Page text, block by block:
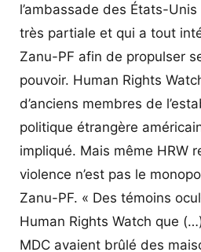
l’ambassade des États-
très partiale et qui a tout
Zanu-PF afin de propulser
pouvoir. Human Rights
d’anciens membres de
politique étrangère
impliqué. Mais même HRW
violence n’est pas le
Zanu-PF. « Des témoins
Human Rights Watch que
MDC avaient brûlé des